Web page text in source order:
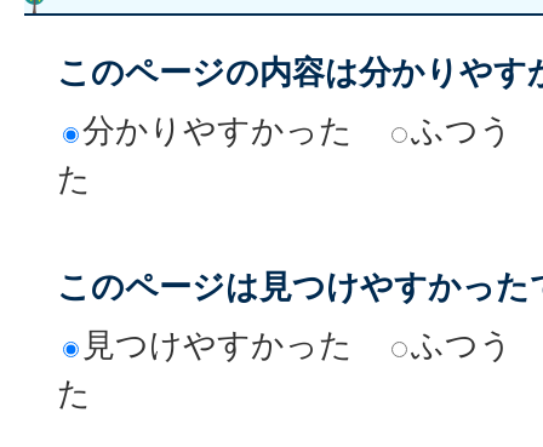
このページの内容は分かりやす
分かりやすかった
ふつう
た
このページは見つけやすかった
見つけやすかった
ふつう
た